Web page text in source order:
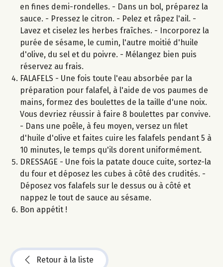
en fines demi-rondelles. - Dans un bol, préparez la
sauce. - Pressez le citron. - Pelez et râpez l'ail. -
Lavez et ciselez les herbes fraîches. - Incorporez la
purée de sésame, le cumin, l'autre moitié d'huile
d'olive, du sel et du poivre. - Mélangez bien puis
réservez au frais.
FALAFELS - Une fois toute l'eau absorbée par la
préparation pour falafel, à l'aide de vos paumes de
mains, formez des boulettes de la taille d'une noix.
Vous devriez réussir à faire 8 boulettes par convive.
- Dans une poêle, à feu moyen, versez un filet
d'huile d'olive et faites cuire les falafels pendant 5 à
10 minutes, le temps qu'ils dorent uniformément.
DRESSAGE - Une fois la patate douce cuite, sortez-la
du four et déposez les cubes à côté des crudités. -
Déposez vos falafels sur le dessus ou à côté et
nappez le tout de sauce au sésame.
Bon appétit !
Retour à la liste